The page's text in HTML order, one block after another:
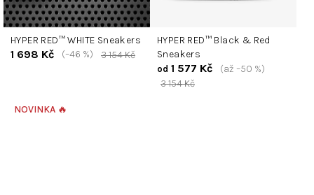
HYPER RED™ WHITE Sneakers
1 698 Kč 3 154 Kč
(–46 %)
HYPER RED™ Black & Red
Sneakers
od 1 577 Kč
3 154 Kč
(až –50 %)
NOVINKA 🔥